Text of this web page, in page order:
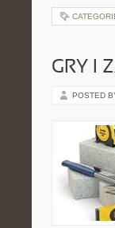
GRY I
POSTED